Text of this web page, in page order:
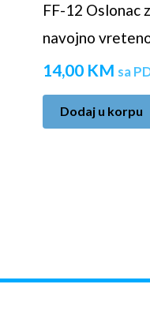
FF-12 Oslonac
navojno
14,00 KM sa
Dodaj u korpu